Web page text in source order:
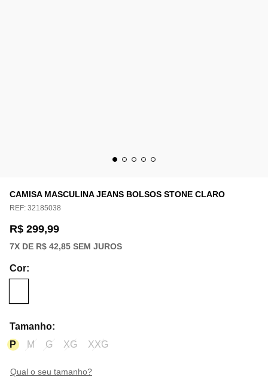
CAMISA MASCULINA JEANS BOLSOS STONE CLARO
REF: 32185038
R$ 299,99
7X DE R$ 42,85 SEM JUROS
Cor:
Tamanho:
P
M G XG XXG
qual o seu tamanho?